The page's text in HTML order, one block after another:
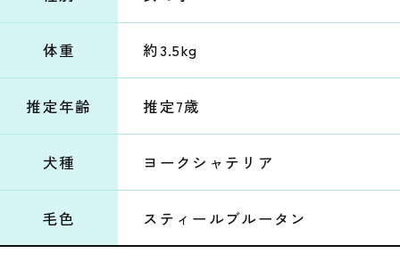
体重 約3.5kg
推定年齢 推定7歳
犬種 ヨークシャテリア
毛色 スティールブルータン